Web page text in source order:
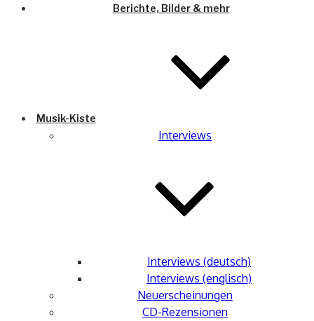
Berichte, Bilder & mehr
Musik-Kiste
Interviews
Interviews (deutsch)
Interviews (englisch)
Neuerscheinungen
CD-Rezensionen